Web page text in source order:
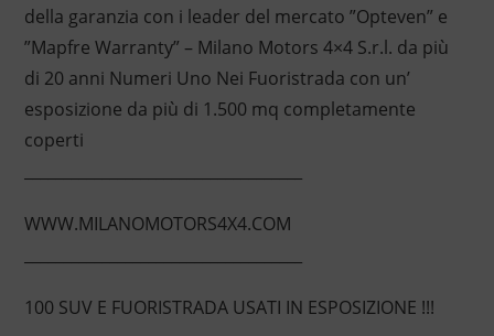
della garanzia con i leader del mercato ”Opteven” e
”Mapfre Warranty” – Milano Motors 4×4 S.r.l. da più
di 20 anni Numeri Uno Nei Fuoristrada con un’
esposizione da più di 1.500 mq completamente
coperti
WWW.MILANOMOTORS4X4.COM
100 SUV E FUORISTRADA USATI IN ESPOSIZIONE !!!